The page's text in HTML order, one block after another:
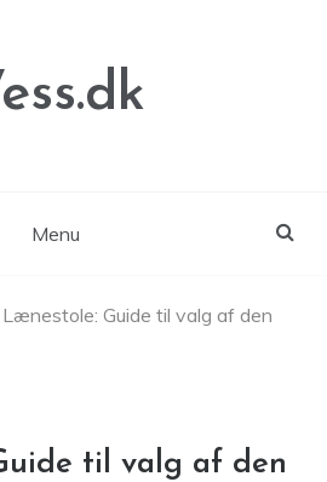
Menu
Lænestole: Guide til valg af den
til valg af den